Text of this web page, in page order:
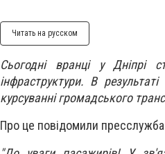
Читать на русском
Сьогодні вранці у Дніпрі
інфраструктури. В
курсуванні громадського
Про це повідомили